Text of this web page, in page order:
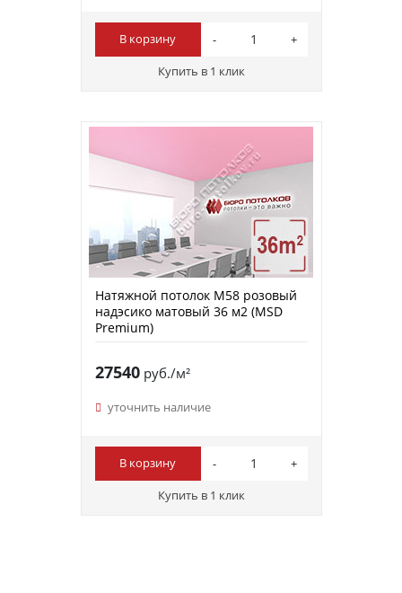
В корзину
Купить в 1 клик
Натяжной потолок M58 розовый
надэсико матовый 36 м2 (MSD
Premium)
27540руб./м²
уточнить наличие
В корзину
Купить в 1 клик